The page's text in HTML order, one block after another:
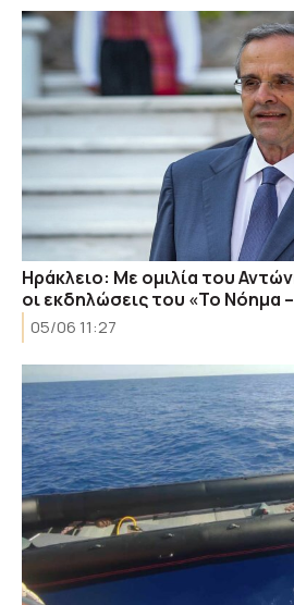
Ηράκλειο: Με ομιλία του
οι εκδηλώσεις του «Το Νόημα
05/06 11:27